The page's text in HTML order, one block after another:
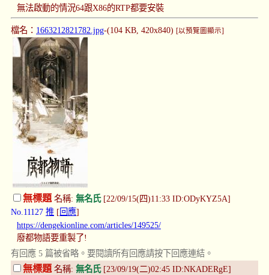
無法啟動的情況64跟X86的RTP都要安裝
檔名： 1663212821782.jpg-(104 KB, 420x840) [以預覽圖顯示]
無標題名稱: 無名氏[22/09/15(四)11:33 ID:ODyKYZ5A]
No.11127 推 [回應]
https://dengekionline.com/articles/149525/
廢都物語要重製了!
有回應 5 篇被省略。要閱讀所有回應請按下回應連結。
無標題 名稱: 無名氏[23/09/19(二)02:45 ID:NKADERgE]